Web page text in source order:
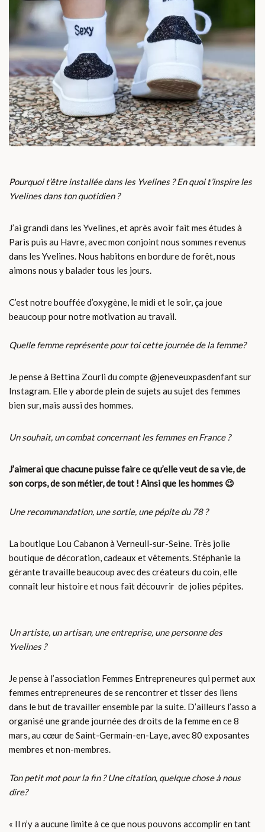
Pourquoi t’être installée dans les Yvelines ? En quoi t’inspire les
Yvelines dans ton quotidien ?
J’ai grandi dans les Yvelines, et après avoir fait mes études à
Paris puis au Havre, avec mon conjoint nous sommes revenus
dans les Yvelines. Nous habitons en bordure de forêt, nous
aimons nous y balader tous les jours.
C’est notre bouffée d’oxygène, le midi et le soir, ça joue
beaucoup pour notre motivation au travail.
Quelle femme représente pour toi cette journée de la femme?
Je pense à Bettina Zourli du compte @jeneveuxpasdenfant sur
Instagram. Elle y aborde plein de sujets au sujet des femmes
bien sur, mais aussi des hommes.
Un souhait, un combat concernant les femmes en France ?
J’aimerai que chacune puisse faire ce qu’elle veut de sa vie, de
son corps, de son métier, de tout ! Ainsi que les hommes 😉
Une recommandation, une sortie, une pépite du 78 ?
La boutique Lou Cabanon à Verneuil-sur-Seine. Très jolie
boutique de décoration, cadeaux et vêtements. Stéphanie la
gérante travaille beaucoup avec des créateurs du coin, elle
connaît leur histoire et nous fait découvrir de jolies pépites.
Un artiste, un artisan, une entreprise, une personne des
Yvelines ?
Je pense à l’association Femmes Entrepreneures qui permet aux
femmes entrepreneures de se rencontrer et tisser des liens
dans le but de travailler ensemble par la suite. D’ailleurs l’asso a
organisé une grande journée des droits de la femme en ce 8
mars, au cœur de Saint-Germain-en-Laye, avec 80 exposantes
membres et non-membres.
Ton petit mot pour la fin ? Une citation, quelque chose à nous
dire?
« Il n’y a aucune limite à ce que nous pouvons accomplir en tant